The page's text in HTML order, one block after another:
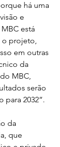
há uma
e
está
o projeto,
em outras
da
MBC,
serão
para 2032”.
da
que